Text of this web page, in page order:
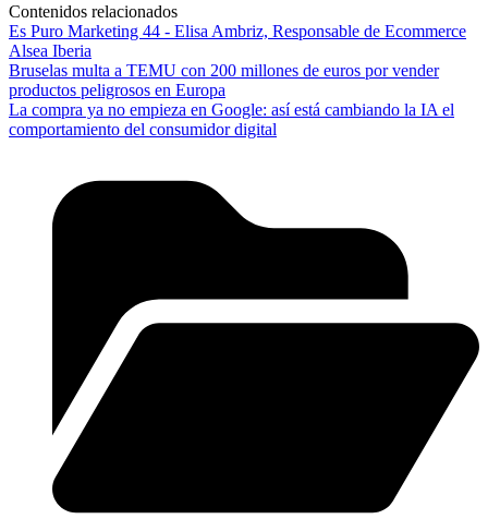
Contenidos relacionados
Es Puro Marketing 44 - Elisa Ambriz, Responsable de Ecommerce
Alsea Iberia
Bruselas multa a TEMU con 200 millones de euros por vender
productos peligrosos en Europa
La compra ya no empieza en Google: así está cambiando la IA el
comportamiento del consumidor digital